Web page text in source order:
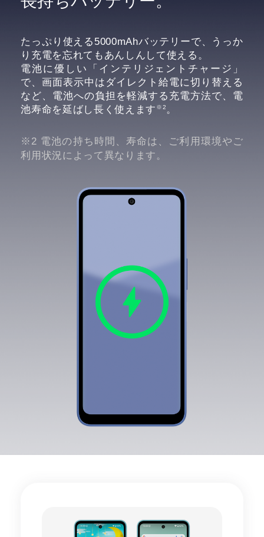
たっぷり使える5000mAhバッテリーで、うっか
り充電を忘れてもあんしんして使える。
電池に優しい「インテリジェントチャージ」
で、画面表示中はダイレクト給電に切り替える
など、電池への負担を軽減する充電方法で、電
池寿命を延ばし長く使えます ※2 。
※2 電池の持ち時間、寿命は、ご利用環境やご
利用状況によって異なります。